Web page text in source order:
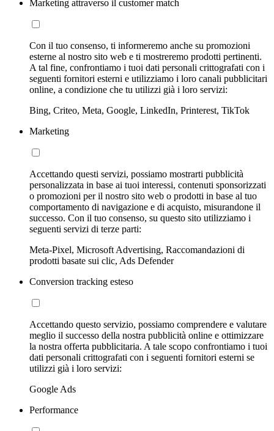
Marketing attraverso il customer match
Con il tuo consenso, ti informeremo anche su promozioni
esterne al nostro sito web e ti mostreremo prodotti pertinenti.
A tal fine, confrontiamo i tuoi dati personali crittografati con i
seguenti fornitori esterni e utilizziamo i loro canali pubblicitari
online, a condizione che tu utilizzi già i loro servizi:
Bing, Criteo, Meta, Google, LinkedIn, Printerest, TikTok
Marketing
Accettando questi servizi, possiamo mostrarti pubblicità
personalizzata in base ai tuoi interessi, contenuti sponsorizzati
o promozioni per il nostro sito web o prodotti in base al tuo
comportamento di navigazione e di acquisto, misurandone il
successo. Con il tuo consenso, su questo sito utilizziamo i
seguenti servizi di terze parti:
Meta-Pixel, Microsoft Advertising, Raccomandazioni di
prodotti basate sui clic, Ads Defender
Conversion tracking esteso
Accettando questo servizio, possiamo comprendere e valutare
meglio il successo della nostra pubblicità online e ottimizzare
la nostra offerta pubblicitaria. A tale scopo confrontiamo i tuoi
dati personali crittografati con i seguenti fornitori esterni se
utilizzi già i loro servizi:
Google Ads
Performance